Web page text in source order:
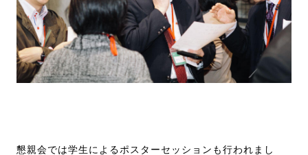
懇親会では学生によるポスターセッションも行われまし